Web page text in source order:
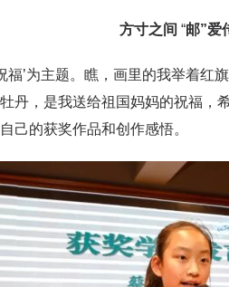
方寸之间 “邮”爱
’为主题。瞧，画里的我举着红
丹，是我送给祖国妈妈的祝福，
己的获奖作品和创作感悟。